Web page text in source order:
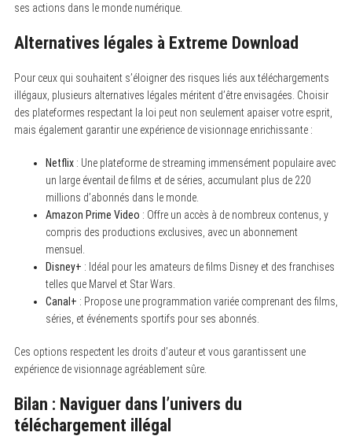
ses actions dans le monde numérique.
Alternatives légales à Extreme Download
Pour ceux qui souhaitent s’éloigner des risques liés aux téléchargements
illégaux, plusieurs alternatives légales méritent d’être envisagées. Choisir
des plateformes respectant la loi peut non seulement apaiser votre esprit,
mais également garantir une expérience de visionnage enrichissante :
Netflix: Une plateforme de streaming immensément populaire avec
un large éventail de films et de séries, accumulant plus de 220
millions d’abonnés dans le monde.
Amazon Prime Video : Offre un accès à de nombreux contenus, y
compris des productions exclusives, avec un abonnement
mensuel.
Disney+ : Idéal pour les amateurs de films Disney et des franchises
telles que Marvel et Star Wars.
Canal+ : Propose une programmation variée comprenant des films,
séries, et événements sportifs pour ses abonnés.
Ces options respectent les droits d’auteur et vous garantissent une
expérience de visionnage agréablement sûre.
Bilan : Naviguer dans l’univers du
téléchargement illégal